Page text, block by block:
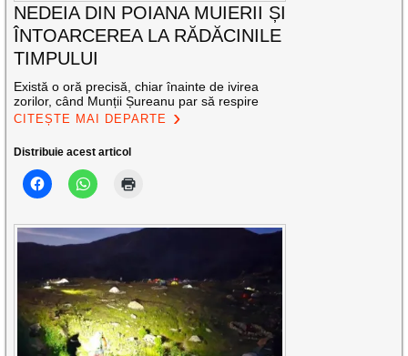
NEDEIA DIN POIANA MUIERII ȘI
ÎNTOARCEREA LA RĂDĂCINILE
TIMPULUI
Există o oră precisă, chiar înainte de ivirea
zorilor, când Munții Șureanu par să respire
CITEȘTE MAI DEPARTE
Distribuie acest articol